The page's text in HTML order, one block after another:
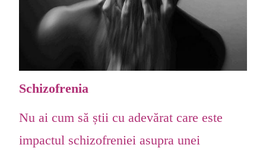
Schizofrenia
Nu ai cum să știi cu adevărat care este
impactul schizofreniei asupra unei